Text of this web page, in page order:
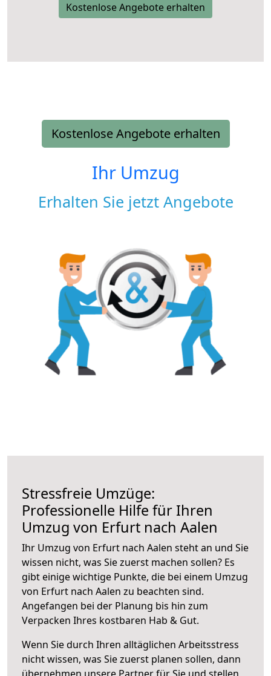
Kostenlose Angebote erhalten
Kostenlose Angebote erhalten
Ihr Umzug
Erhalten Sie jetzt Angebote
Stressfreie Umzüge:
Professionelle Hilfe für Ihren
Umzug von Erfurt nach Aalen
Ihr Umzug von Erfurt nach Aalen steht an und Sie
wissen nicht, was Sie zuerst machen sollen? Es
gibt einige wichtige Punkte, die bei einem Umzug
von Erfurt nach Aalen zu beachten sind.
Angefangen bei der Planung bis hin zum
Verpacken Ihres kostbaren Hab & Gut.
Wenn Sie durch Ihren alltäglichen Arbeitsstress
nicht wissen, was Sie zuerst planen sollen, dann